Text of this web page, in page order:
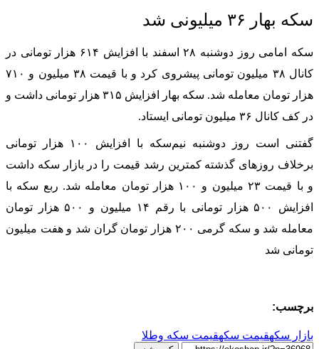
سکه بهار ۳۶ میلیونی شد
سکه امامی روز دوشنبه ۲۸ اسفند با افزایش ۶۱۴ هزار تومانی در
کانال ۳۸ میلیون تومانی پیشروی کرد و با قیمت ۳۸ میلیون و ۷۱۰
هزار تومان معامله شد. سکه‌ بهار افزایش ۳۱۵ هزار تومانی داشت و
در کف کانال ۳۶ میلیون تومانی ایستاد.
گفتنی است روز دوشنبه نیم‌سکه با افزایش ۱۰۰ هزار تومانی
برخلاف روزهای گذشته کمترین رشد قیمت را در بازار سکه داشت
و با قیمت ۲۳ میلیون و ۱۰۰ هزار تومان معامله شد. ربع سکه با
افزایش ۵۰۰ هزار تومانی با رقم ۱۴ میلیون و ۵۰۰ هزار تومان
معامله شد و سکه گرمی ۲۰۰ هزار تومان گران شد و هفت میلیون
تومانی شد
برچسب:
بازار سکهقیمت سکهقیمت سکه وطلا